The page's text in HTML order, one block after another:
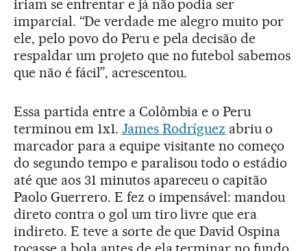
iriam se enfrentar e já não podia ser
imparcial. “De verdade me alegro muito por
ele, pelo povo do Peru e pela decisão de
respaldar um projeto que no futebol sabemos
que não é fácil”, acrescentou.
Essa partida entre a Colômbia e o Peru
terminou em 1x1. James Rodríguez abriu o
marcador para a equipe visitante no começo
do segundo tempo e paralisou todo o estádio
até que aos 31 minutos apareceu o capitão
Paolo Guerrero. E fez o impensável: mandou
direto contra o gol um tiro livre que era
indireto. E teve a sorte de que David Ospina